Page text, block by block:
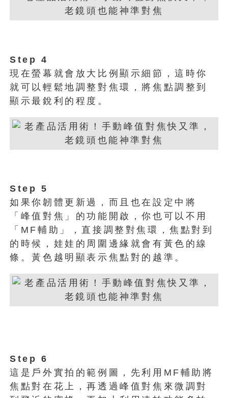
Step 4
現在螢幕就會放大比例顯示細節，這時你
就可以輕鬆地調整對焦環，將焦點調整到
顯示最銳利的程度。
Step 5
如果你韌體更新過，而且也在設定中將
「峰值對焦」的功能開啟，你也可以不用
「MF輔助」，直接調整對焦環，焦點對到
的時候，娃娃的周圍邊緣就會有黃色的線
條。黃色越明顯表示焦點對的越準。
Step 6
這是戶外實拍的範例圖，先利用MF輔助將
焦點對在花上，再透過峰值對焦來微調對